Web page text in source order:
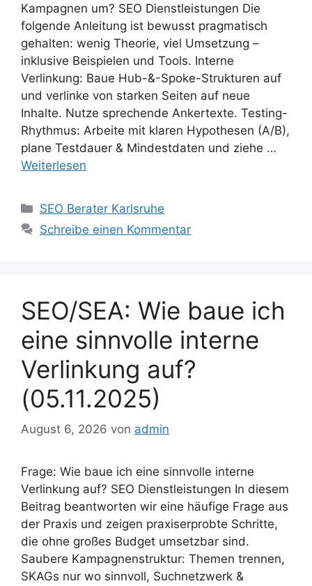
Kampagnen um? SEO Dienstleistungen Die
folgende Anleitung ist bewusst pragmatisch
gehalten: wenig Theorie, viel Umsetzung –
inklusive Beispielen und Tools. Interne
Verlinkung: Baue Hub-&-Spoke-Strukturen auf
und verlinke von starken Seiten auf neue
Inhalte. Nutze sprechende Ankertexte. Testing-
Rhythmus: Arbeite mit klaren Hypothesen (A/B),
plane Testdauer & Mindestdaten und ziehe …
Weiterlesen
Kategorien
SEO Berater Karlsruhe
Schreibe einen Kommentar
SEO/SEA: Wie baue ich
eine sinnvolle interne
Verlinkung auf?
(05.11.2025)
August 6, 2026 von admin
Frage: Wie baue ich eine sinnvolle interne
Verlinkung auf? SEO Dienstleistungen In diesem
Beitrag beantworten wir eine häufige Frage aus
der Praxis und zeigen praxiserprobte Schritte,
die ohne großes Budget umsetzbar sind.
Saubere Kampagnenstruktur: Themen trennen,
SKAGs nur wo sinnvoll, Suchnetzwerk &